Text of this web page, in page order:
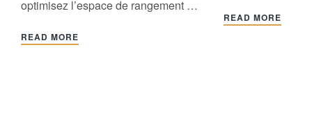
optimisez l’espace de rangement et
est un espace multifonctionnel aux
READ MORE
Lorsque vous
READ MORE